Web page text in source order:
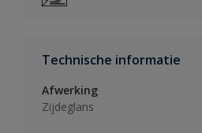
Technische informatie
Afwerking
Zijdeglans